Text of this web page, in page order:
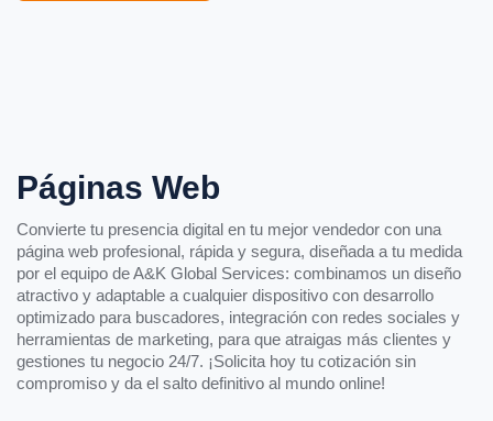
Páginas Web
Convierte tu presencia digital en tu mejor vendedor con una
página web profesional, rápida y segura, diseñada a tu medida
por el equipo de A&K Global Services: combinamos un diseño
atractivo y adaptable a cualquier dispositivo con desarrollo
optimizado para buscadores, integración con redes sociales y
herramientas de marketing, para que atraigas más clientes y
gestiones tu negocio 24/7. ¡Solicita hoy tu cotización sin
compromiso y da el salto definitivo al mundo online!